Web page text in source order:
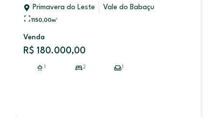
Primavera do Leste Vale do Babaçu
1150,00m²
Venda
R$ 180.000,00
1 2 1